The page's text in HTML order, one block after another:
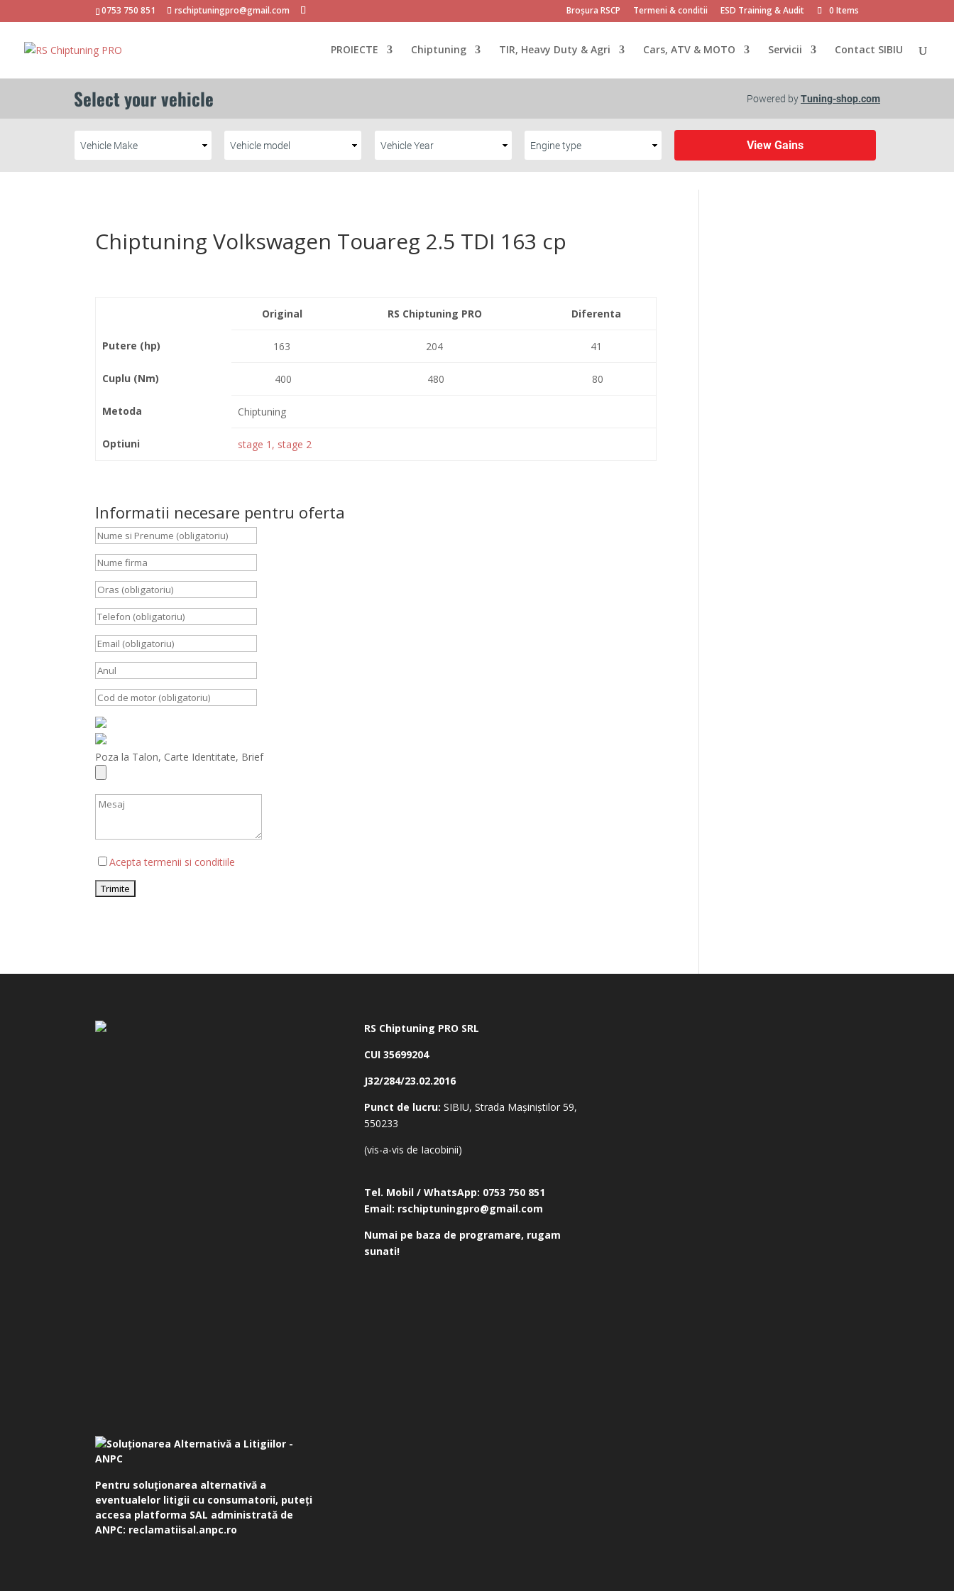
0753 750 851 rschiptuningpro@gmail.com Broșura RSCP Termeni & conditii ESD Training & Audit 0 Items
PROIECTE Chiptuning TIR, Heavy Duty & Agri Cars, ATV & MOTO Servicii Contact SIBIU
Chiptuning Volkswagen Touareg 2.5 TDI 163 cp
Original RS Chiptuning PRO Diferenta
Putere (hp) 163 204 41
Cuplu (Nm) 400 480 80
Metoda Chiptuning
Optiuni stage 1, stage 2
Informatii necesare pentru oferta
Poza la Talon, Carte Identitate, Brief
Acepta termenii si conditiile
RS Chiptuning PRO SRL
CUI 35699204
J32/284/23.02.2016
Punct de lucru: SIBIU, Strada Mașiniștilor 59,
550233
(vis-a-vis de Iacobinii)
Tel. Mobil / WhatsApp: 0753 750 851
Email: rschiptuningpro@gmail.com
Numai pe baza de programare, rugam
sunati!
Pentru soluționarea alternativă a
eventualelor litigii cu consumatorii, puteți
accesa platforma SAL administrată de
ANPC: reclamatiisal.anpc.ro